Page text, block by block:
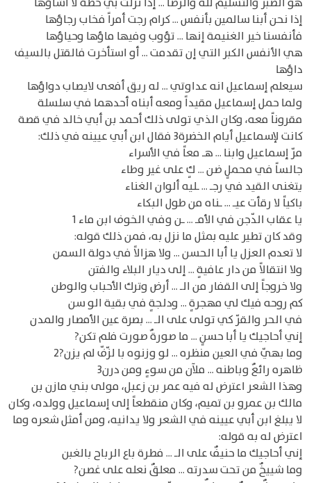
إذا نحن أبنا سالمين بأنفس ... كرام رجت أمراً فخاب رجاؤها
فأنفسنا خير الغنيمة إنها ... تؤوب وفيها ماؤها وحياؤها
هي الأنفس الكبر التي إن تقدمت ... أو استأخرت فالقتل بالسيف
داؤها
سيعلم إسماعيل انه عداوتي ... له ريق أفعى لايصاب دواؤها
ولما حمل إسماعيل مقيداً ومعه أبناه أحدهما في سلسلة
مقروناً معه، وكان الذي تولى ذلك أحمد بن أبي خالد في قصة
كانت لإسماعيل أيام الخضرة3 فقال ابن أبي عيينه في ذلك:
مرّ إسماعيل وابنا ... هـ معاً في الأسراء
جالساً في محملٍ ضن ... كٍ على غير وطاء
يتغنى القيد في رجـ ... ـليه ألوان الغناء
باكياً لا رقأت عيـ ... ـناه من طول البكاء
يا عقاب الدّجن في الأمـ ... ـن وفي الخوف ابن ماء 1
وقد كان تطير عليه بمثل ما نزل به، فمن ذلك قوله:
لا تعدم العزل يا أبا الحسن ... ولا هزالاً في دولة السمن
ولا انتقالاً من دار عافيةٍ ... إلى ديار البلاء والفتن
ولا خروجاً إلى القفار من الـ ... أرض وترك الأحباب والوطن
كم روحه فيك لي مهجرةٍ ... ودلجةٍ في بقية الو سن
في الحر والقرّ كي تولى على الـ ... بصرة عين الأمصار والمدن
إني أحاجيك يا أبا حسنٍ ... ما صورةٌ صورت فلم تكن?
وما بهيّ في العين منظره ... لو وزنوه با لزّفّ لم يزن?2
ظاهره رائعٌ وباطنه ... ملآن من سوءٍ ومن درن3
وهذا الشعر اعترض له فيه عمر بن زعبل، مولى بني مازن بن
مالك بن عمرو بن تميم، وكان منقطعاً إلى إسماعيل وولده، وكان
لا يبلغ ابن أبي عيينه في الشعر ولا يدانيه، ومن أمثل شعره وما
اعترض له به قوله:
إني أحاجيك ما حنيفٌ على الـ ... فطرة باع الرباح بالغبن
وما شييخٌ من تحت سدرته ... معلقٌ نعله على غصن?